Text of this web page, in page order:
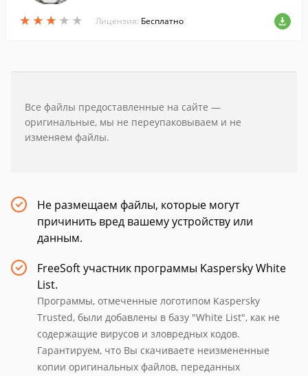
★ ★ ★ ★ ★
★ ★ ★ ★ ★ Лицензия: Бесплатно
Все файлы предоставленные на сайте —
оригинальные, мы не переупаковываем и не
изменяем файлы.
Не размещаем файлы, которые могут
причинить вред вашему устройству или
данным.
FreeSoft участник программы Kaspersky White
List.
Программы, отмеченные логотипом Kaspersky
Trusted, были добавлены в базу "White List", как не
содержащие вирусов и зловредных кодов.
Гарантируем, что Вы скачиваете неизмененные
копии оригинальных файлов, переданных